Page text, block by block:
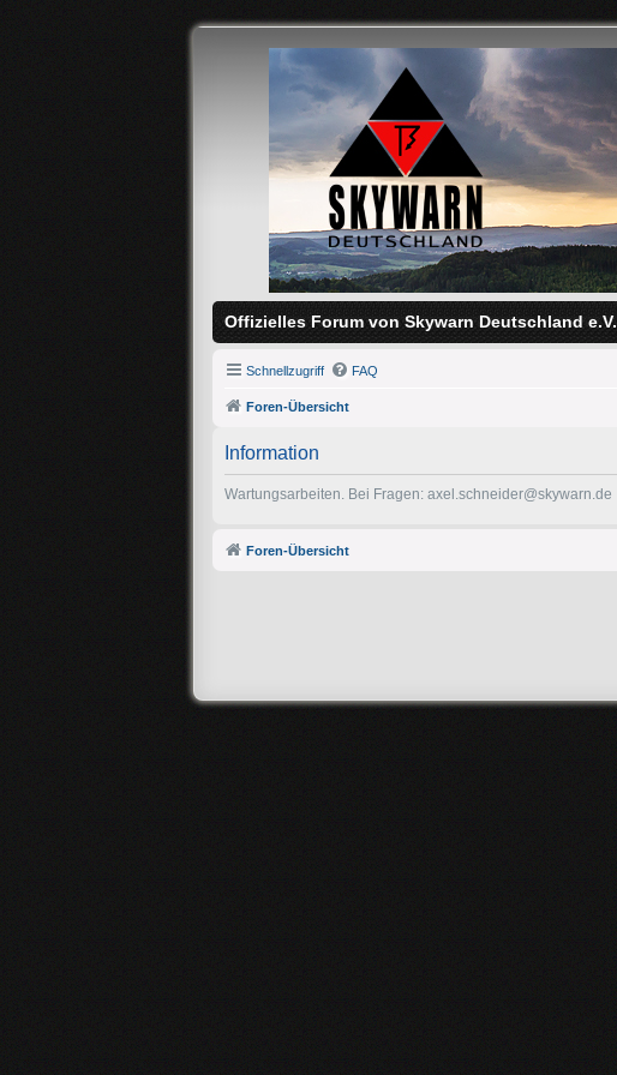
Offizielles Forum von Skywarn Deutschland e.V.
Schnellzugriff FAQ
Foren-Übersicht
Information
Wartungsarbeiten. Bei Fragen: axel.schneider@skywarn.de
Foren-Übersicht